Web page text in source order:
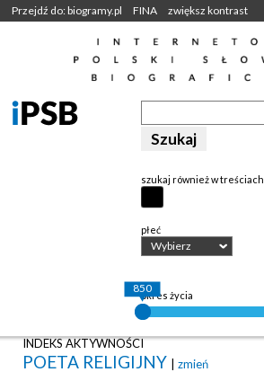
Przejdź do: biogramy.pl FINA zwiększ kontrast
szukaj również w treściach
płeć
Wybierz
okres życia
850
INDEKS AKTYWNOŚCI
POETA RELIGIJNY | zmień